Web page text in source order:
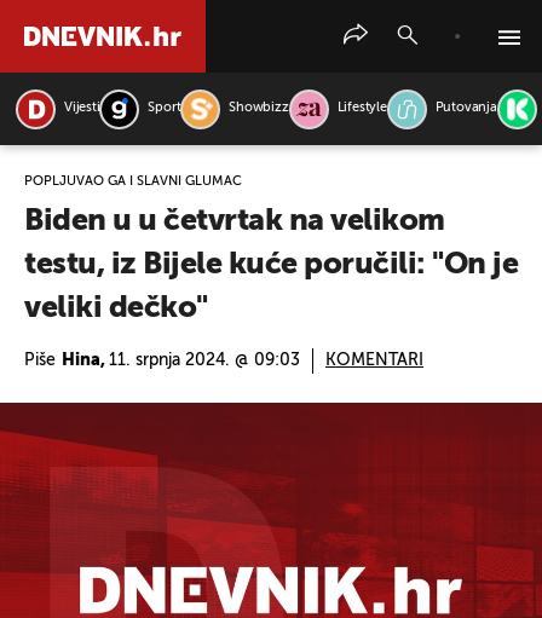
Vijesti Sport Showbizz Lifestyle Putovanja
POPLJUVAO GA I SLAVNI GLUMAC
Biden u u četvrtak na velikom
testu, iz Bijele kuće poručili: "On je
veliki dečko"
Piše Hina, 11. srpnja 2024. @ 09:03 KOMENTARI
PRETRAŽITE VIJESTI